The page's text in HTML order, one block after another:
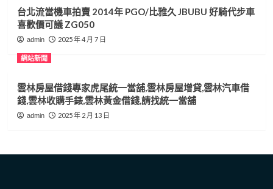
化
收
購
手
黃
金
借
台北流當機車拍賣 2014年 PGO/比雅久 JBUBU 好騎代步車
喜歡價可議 ZG050
admin 2025 年 4 月 7 日
網站新聞
雲林房屋借錢專家虎尾統一當舖,雲林房屋增貸,雲林汽車借
錢,雲林收購手錶,雲林黃金借錢,請找統一當舖
admin 2025 年 2 月 13 日